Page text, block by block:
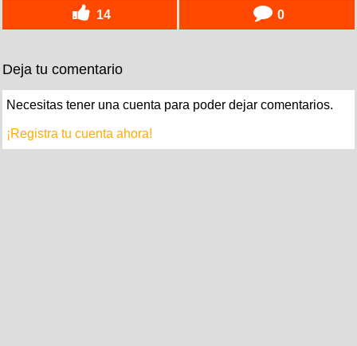
14 0
Deja tu comentario
Necesitas tener una cuenta para poder dejar comentarios.
¡Registra tu cuenta ahora!